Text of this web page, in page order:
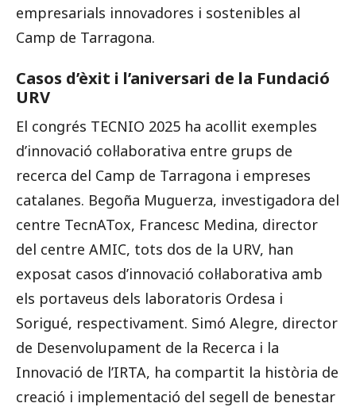
empresarials innovadores i sostenibles al
Camp de Tarragona.
Casos d’èxit i l’aniversari de la Fundació
URV
El congrés TECNIO 2025 ha acollit exemples
d’innovació col·laborativa entre grups de
recerca del Camp de Tarragona i empreses
catalanes. Begoña Muguerza, investigadora del
centre TecnATox, Francesc Medina, director
del centre AMIC, tots dos de la URV, han
exposat casos d’innovació col·laborativa amb
els portaveus dels laboratoris Ordesa i
Sorigué, respectivament. Simó Alegre, director
de Desenvolupament de la Recerca i la
Innovació de l’IRTA, ha compartit la història de
creació i implementació del segell de benestar